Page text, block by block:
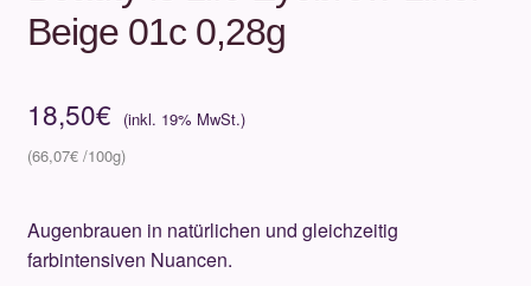
Beige 01c 0,28g
18,50€
66,07€
Augenbrauen in natürlichen und gleichzeitig
farbintensiven Nuancen.